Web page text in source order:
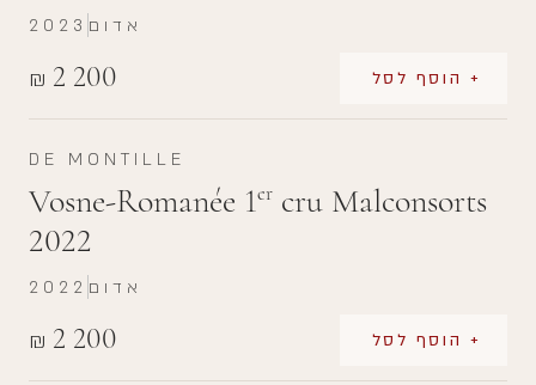
₪ 2 200 + הוסף לסל
2023 אדום
DE MONTILLE
Vosne-Romanée 1er cru Malconsorts
2022
₪ 2 200 + הוסף לסל
2022 אדום